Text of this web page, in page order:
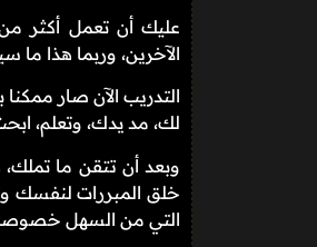
عليك أن تعمل أكثر
الآخرين، وربما هذا
التدريب الآن صار
لك، مد يدك، وتعلم،
وبعد أن تتقن ما
خلق المبررات لنفسك
التي من السهل خصوصا